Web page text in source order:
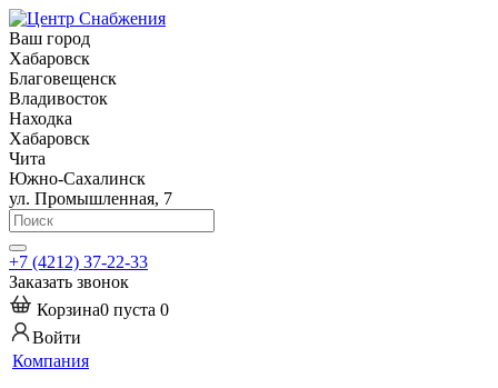
Ваш город
Хабаровск
Благовещенск
Владивосток
Находка
Хабаровск
Чита
Южно-Сахалинск
ул. Промышленная, 7
+7 (4212) 37-22-33
Заказать звонок
Корзина0 пуста 0
Войти
Компания